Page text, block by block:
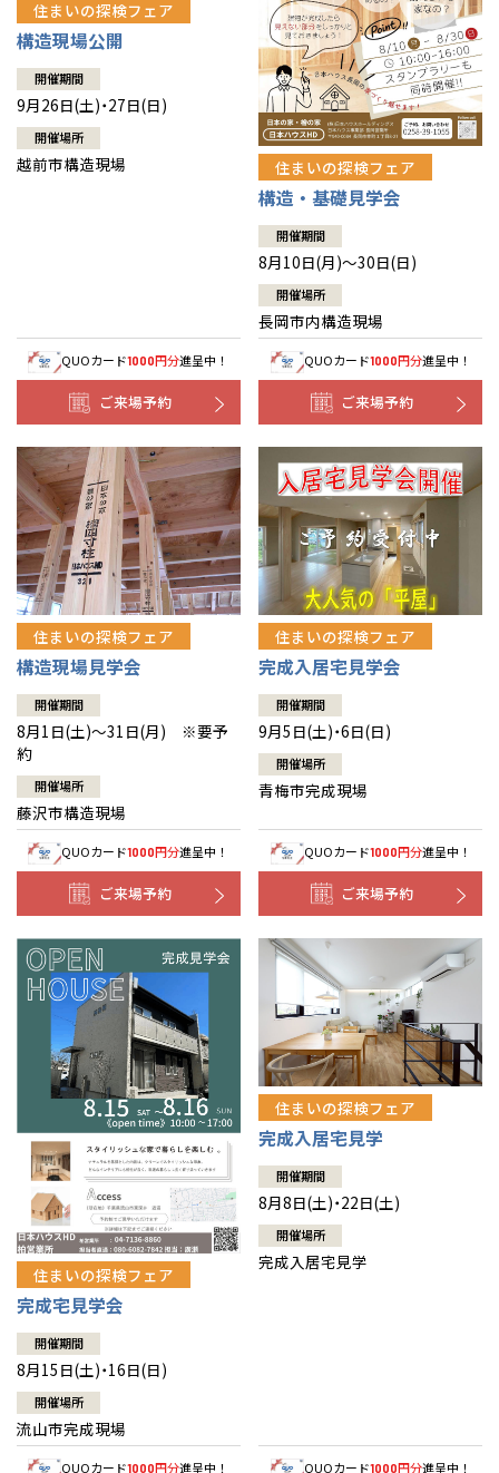
住まいの探検フェア
構造現場公開
開催期間
9月26日(土)・27日(日)
開催場所
越前市構造現場
QUOカード1000円分進呈中！
ご来場予約
住まいの探検フェア
構造・基礎見学会
開催期間
8月10日(月)～30日(日)
開催場所
長岡市内構造現場
QUOカード1000円分進呈中！
ご来場予約
住まいの探検フェア
構造現場見学会
開催期間
8月1日(土)～31日(月) ※要予
約
開催場所
藤沢市構造現場
QUOカード1000円分進呈中！
ご来場予約
住まいの探検フェア
完成入居宅見学会
開催期間
9月5日(土)・6日(日)
開催場所
青梅市完成現場
QUOカード1000円分進呈中！
ご来場予約
住まいの探検フェア
完成宅見学会
開催期間
8月15日(土)・16日(日)
開催場所
流山市完成現場
QUOカード1000円分進呈中！
住まいの探検フェア
完成入居宅見学
開催期間
8月8日(土)・22日(土)
開催場所
完成入居宅見学
QUOカード1000円分進呈中！